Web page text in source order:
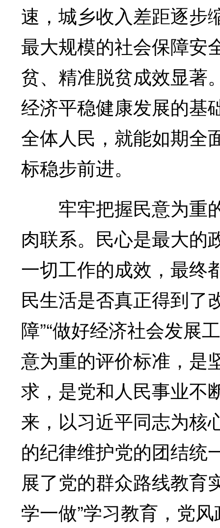
速，城乡收入差距逐步
最大规模的社会保障安
贫、精准脱贫成效显著
经济平稳健康发展的基
全体人民，就能如期全
标稳步前进。
牢牢把握民意为重
肉联系。民心是最大的
一切工作的成效，最终
民生活是否真正得到了
障”“做好经济社会发展
意为重的评价标准，是
求，是党和人民事业不
来，以习近平同志为核
的纪律维护党的团结统
展了党的群众路线教育
学一做”学习教育，党